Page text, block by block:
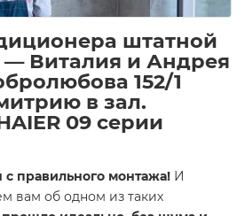
штатной
Виталия и Андрея
152/1
в зал.
09 серии
с правильного монтажа! И
вам об одном из таких